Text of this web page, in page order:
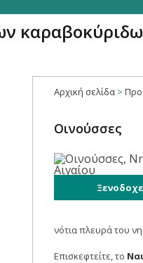
Αρχική σελίδα >
Οινούσσες
νότια πλευρά του
Επισκεφτείτε, το